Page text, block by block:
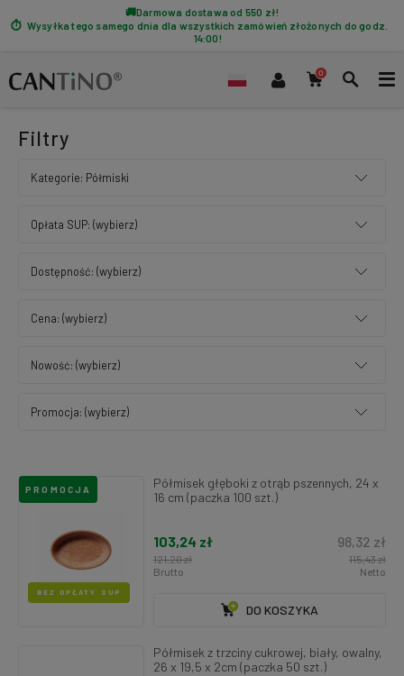
Filtry
Kategorie: Półmiski
Opłata SUP: (wybierz)
Dostępność: (wybierz)
Cena: (wybierz)
Nowość: (wybierz)
Promocja: (wybierz)
Darmowa dostawa od 550 zł!
Wysyłka tego samego dnia dla wszystkich zamówień złożonych do godz.
14:00!
Półmisek głęboki z otrąb pszennych, 24 x
16 cm (paczka 100 szt.)
103,24 zł
121,20 zł
Brutto
98,32 zł
115,43 zł
Netto
DO KOSZYKA
PROMOCJA
BEZ OPŁATY SUP
Półmisek z trzciny cukrowej, biały, owalny,
26 x 19,5 x 2cm (paczka 50 szt.)